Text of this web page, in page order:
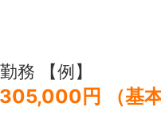
17：30（休憩：12:00 ～ 13:00） 遅出 10：30 ～ 19：00（休憩：14:00 ～
を考慮し優遇 ※試用期間3ヶ月間（3ヶ月のうち2～3ヶ月は処遇改善手当なし、